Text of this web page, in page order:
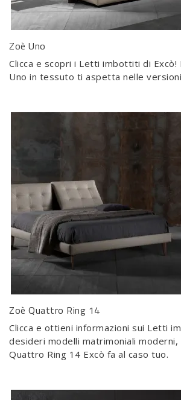
Zoè Uno
Clicca e scopri i Letti imbottiti di Excò!
Uno in tessuto ti aspetta nelle
Zoè Quattro Ring 14
Clicca e ottieni informazioni sui Letti
desideri modelli matrimoniali moderni,
Quattro Ring 14 Excò fa al caso tuo.